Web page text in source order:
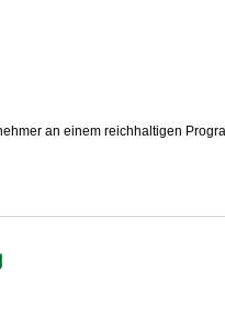
an einem reichhaltigen